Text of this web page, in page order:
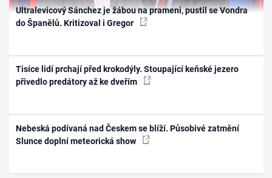
Ultralevicový Sánchez je žábou na prameni, pustil se Vondra
do Španělů. Kritizoval i Gregor
Tisíce lidí prchají před krokodýly. Stoupající keňské jezero
přivedlo predátory až ke dveřím
Nebeská podívaná nad Českem se blíží. Působivé zatmění
Slunce doplní meteorická show